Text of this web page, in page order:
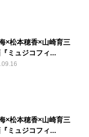
×松本穂香×山崎育三
ミュジコフィ...
×松本穂香×山崎育三
ミュジコフィ...